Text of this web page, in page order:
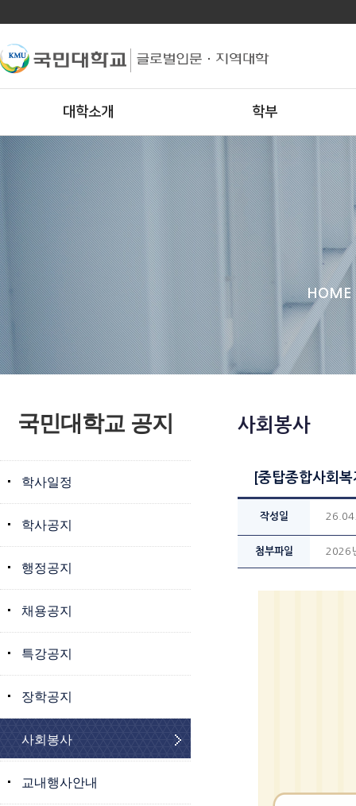
대학소개 학부
HOME
국민대학교 공지
학사일정
학사공지
행정공지
채용공지
특강공지
장학공지
사회봉사
교내행사안내
사회봉사
[중탑종합사회
작성일
첨부파일 2026